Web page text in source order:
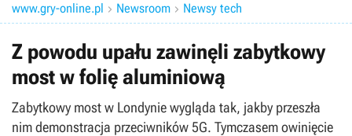
www.gry-online.pl  Newsroom  Newsy tech
Z powodu upału zawinęli zabytkowy
most w folię aluminiową
Zabytkowy most w Londynie wygląda tak, jakby przeszła
nim demonstracja przeciwników 5G. Tymczasem owinięcie